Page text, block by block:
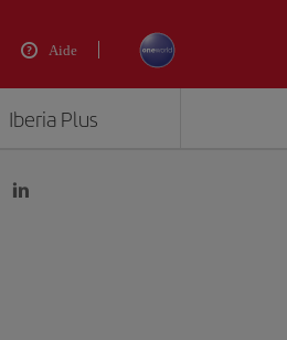
Aide
Iberia Plus